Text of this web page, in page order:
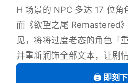
H 场景的 NPC 多达 17 位角
而《欲望之尾 Remastered
见，将将过度老态的角色「
并重新润饰全部文本，让剧
🖨️ 即刻